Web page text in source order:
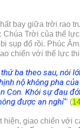
bay giữa trời rao
Trời của thế
sụp đổ rồi. Phúc
chiến với thế lực
ba theo sau, nói
nộ không pha
Con. Khói sự đau
được an nghỉ‘” (
hiện, giao chiến với